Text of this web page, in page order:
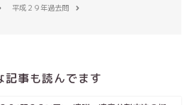
平成２９年過去問
記事も読んでます